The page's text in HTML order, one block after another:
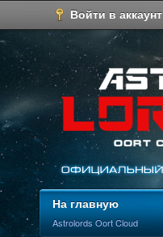
Войти в аккаунт
На главную
Astrolords Oort Cloud